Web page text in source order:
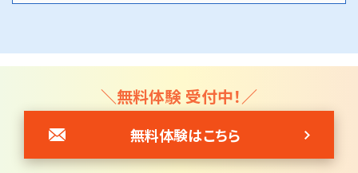
＼無料体験 受付中！／
無料体験はこちら